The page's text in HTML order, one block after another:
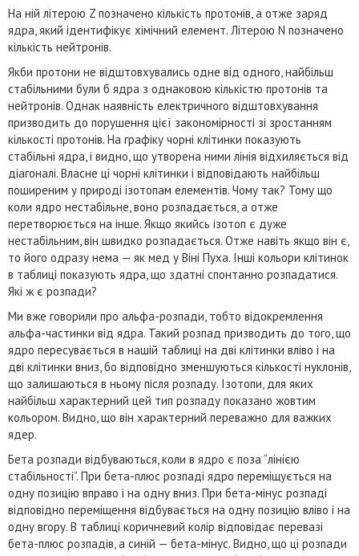
На ній літерою Z позначено кількість протонів, а отже заряд
ядра, який ідентифікує хімічний елемент. Літерою N позначено
кількість нейтронів.
Якби протони не відштовхувались одне від одного, найбільш
стабільними були б ядра з однаковою кількістю протонів та
нейтронів. Однак наявність електричного відштовхування
призводить до порушення цієї закономірності зі зростанням
кількості протонів. На графіку чорні клітинки показують
стабільні ядра, і видно, що утворена ними лінія відхиляється від
діагоналі. Власне ці чорні клітинки і відповідають найбільш
поширеним у природі ізотопам елементів. Чому так? Тому що
коли ядро нестабільне, воно розпадається, а отже
перетворюється на інше. Якщо якийсь ізотоп є дуже
нестабільним, він швидко розпадається. Отже навіть якщо він є,
то його одразу нема — як мед у Віні Пуха. Інші кольори клітинок
в таблиці показують ядра, що здатні спонтанно розпадатися.
Які ж є розпади?
Ми вже говорили про альфа-розпади, тобто відокремлення
альфа-частинки від ядра. Такий розпад призводить до того, що
ядро пересувається в нашій таблиці на дві клітинки вліво і на
дві клітинки вниз, бо відповідно зменшуються кількості нуклонів,
що залишаються в ньому після розпаду. Ізотопи, для яких
найбільш характерний цей тип розпаду показано жовтим
кольором. Видно, що він характерний переважно для важких
ядер.
Бета розпади відбуваються, коли в ядро є поза “лінією
стабільності”. При бета-плюс розпаді ядро переміщується на
одну позицію вправо і на одну вниз. При бета-мінус розпаді
відповідно переміщення відбувається на одну позицію вліво і на
одну вгору. В таблиці коричневий колір відповідає перевазі
бета-плюс розпадів, а синій — бета-мінус. Видно, що ці розпади